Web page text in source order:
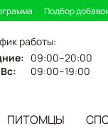
Подбор
работы:
09:00–20:00
09:00–19:00
ПИТОМЦЫ